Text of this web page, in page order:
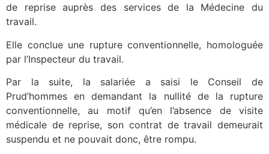
de reprise auprès des services de la Médecine du
travail.
Elle conclue une rupture conventionnelle, homologuée
par l’Inspecteur du travail.
Par la suite, la salariée a saisi le Conseil de
Prud’hommes en demandant la nullité de la rupture
conventionnelle, au motif qu’en l’absence de visite
médicale de reprise, son contrat de travail demeurait
suspendu et ne pouvait donc, être rompu.